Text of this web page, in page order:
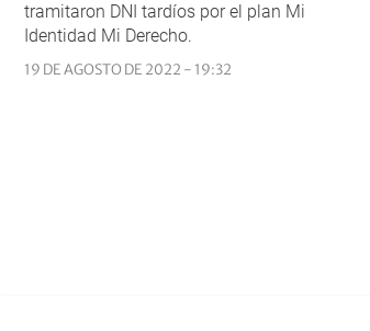
tramitaron DNI tardíos por el plan Mi
Identidad Mi Derecho.
19 DE AGOSTO DE 2022 - 19:32